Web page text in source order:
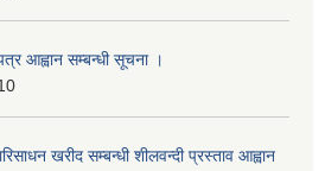
आह्वान सम्बन्धी सूचना ।
खरीद सम्बन्धी शीलवन्दी प्रस्ताव आह्वान